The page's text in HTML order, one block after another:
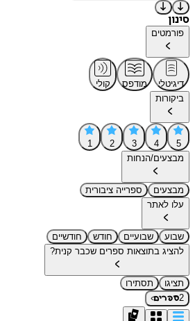
סינון
פורמטים
דיגיטלי מודפס
קולי
ביקורות
5
4
3
2
1
מבצעים/הנחות
מבצעים
ספרייה ציבורית
עלו לאתר
שבוע שבועיים חודש
חודשיים
להציג בתוצאות ספרים שכבר קנית?
תציגו
תסתירו
2ספרים›